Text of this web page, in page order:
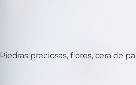
Piedras preciosas, flores, cera de